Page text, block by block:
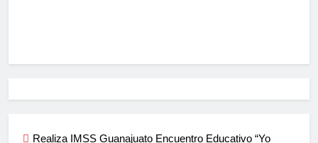
Realiza IMSS Guanajuato Encuentro Educativo “Yo